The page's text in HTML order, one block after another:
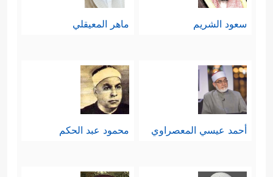
سعود الشريم ماهر المعيقلي
أحمد عيسي المعصراوي محمود عبد الحكم